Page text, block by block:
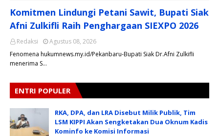
Komitmen Lindungi Petani Sawit, Bupati Siak
Afni Zulkifli Raih Penghargaan SIEXPO 2026
Redaksi
Agustus 08, 2026
Fenomena hukumnews.my.id/Pekanbaru-Bupati Siak Dr.Afni Zulkifli
menerima S…
ENTRI POPULER
RKA, DPA, dan LRA Disebut Milik Publik, Tim
LSM KIPPI Akan Sengketakan Dua Oknum Kadis
Kominfo ke Komisi Informasi